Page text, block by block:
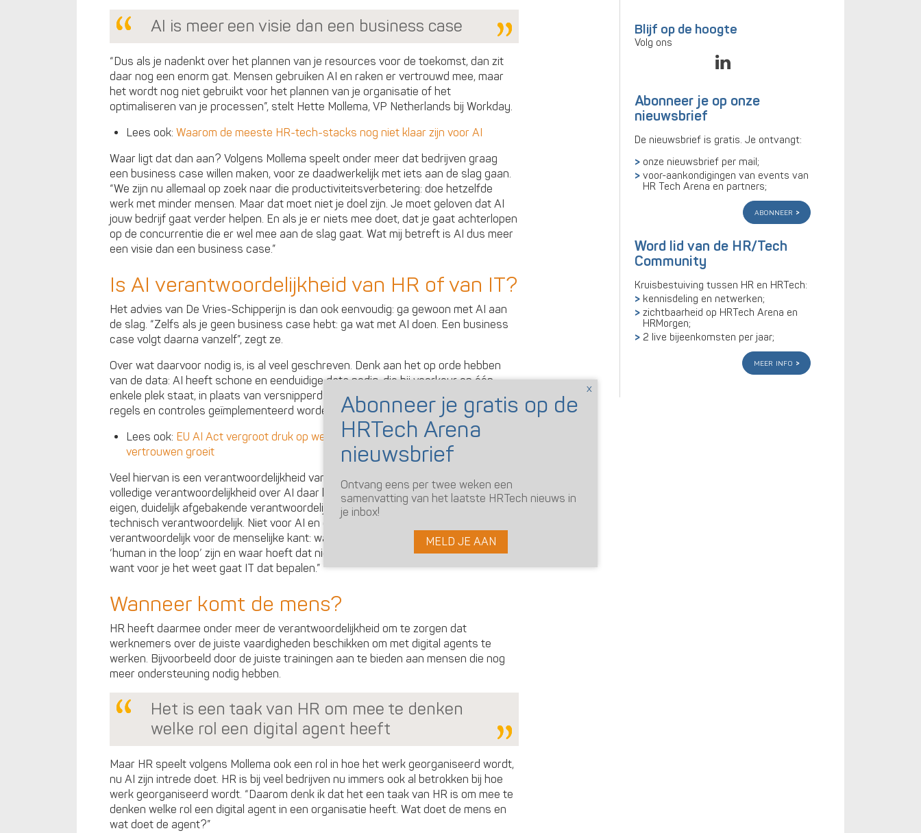
AI is meer een visie dan een business case
“Dus als je nadenkt over het plannen van je resources voor de toekomst, dan zit
daar nog een enorm gat. Mensen gebruiken AI en raken er vertrouwd mee, maar
het wordt nog niet gebruikt voor het plannen van je organisatie of het
optimaliseren van je processen”, stelt Hette Mollema, VP Netherlands bij Workday.
Lees ook: Waarom de meeste HR-tech-stacks nog niet klaar zijn voor AI
Waar ligt dat dan aan? Volgens Mollema speelt onder meer dat bedrijven graag
een business case willen maken, voor ze daadwerkelijk met iets aan de slag gaan.
“We zijn nu allemaal op zoek naar die productiviteitsverbetering: doe hetzelfde
werk met minder mensen. Maar dat moet niet je doel zijn. Je moet geloven dat AI
jouw bedrijf gaat verder helpen. En als je er niets mee doet, dat je gaat achterlopen
op de concurrentie die er wel mee aan de slag gaat. Wat mij betreft is AI dus meer
een visie dan een business case.”
Is AI verantwoordelijkheid van HR of van IT?
Het advies van De Vries-Schipperijn is dan ook eenvoudig: ga gewoon met AI aan
de slag. “Zelfs als je geen business case hebt: ga wat met AI doen. Een business
case volgt daarna vanzelf”, zegt ze.
Over wat daarvoor nodig is, is al veel geschreven. Denk aan het op orde hebben
van de data: AI heeft schone en eenduidige data nodig, die bij voorkeur op één
enkele plek staat, in plaats van versnipperd over diverse systemen. Ook moeten
regels en controles geïmplementeerd worden, om te zorgen dat AI niet ontspoort.
Lees ook: EU AI Act vergroot druk op werkgevers: kloof tussen AI-gebruik en
vertrouwen groeit
Veel hiervan is een verantwoordelijkheid van IT. Maar het risico bestaat dat we de
volledige verantwoordelijkheid over AI daar laten liggen. Dat terwijl HR ook een
eigen, duidelijk afgebakende verantwoordelijkheid heeft, vindt Mollema. “HR is niet
technisch verantwoordelijk. Niet voor AI en ook niet voor data. Maar HR is wel
verantwoordelijk voor de menselijke kant: wat moet iemand kunnen, waar moet de
‘human in the loop’ zijn en waar hoeft dat niet? En HR moet die rol ook claimen,
want voor je het weet gaat IT dat bepalen.”
Wanneer komt de mens?
HR heeft daarmee onder meer de verantwoordelijkheid om te zorgen dat
werknemers over de juiste vaardigheden beschikken om met digital agents te
werken. Bijvoorbeeld door de juiste trainingen aan te bieden aan mensen die nog
meer ondersteuning nodig hebben.
Het is een taak van HR om mee te denken
welke rol een digital agent heeft
Maar HR speelt volgens Mollema ook een rol in hoe het werk georganiseerd wordt,
nu AI zijn intrede doet. HR is bij veel bedrijven nu immers ook al betrokken bij hoe
werk georganiseerd wordt. “Daarom denk ik dat het een taak van HR is om mee te
denken welke rol een digital agent in een organisatie heeft. Wat doet de mens en
wat doet de agent?”
Blijf op de hoogte
Volg ons
Abonneer je op onze
nieuwsbrief
De nieuwsbrief is gratis. Je ontvangt:
onze nieuwsbrief per mail;
voor-aankondigingen van events van
HR Tech Arena en partners;
abonneer
Word lid van de HR/Tech
Community
Kruisbestuiving tussen HR en HRTech:
kennisdeling en netwerken;
zichtbaarheid op HRTech Arena en
HRMorgen;
2 live bijeenkomsten per jaar;
meer info
Ontvang eens per twee weken een
samenvatting van het laatste HRTech nieuws in
je inbox!
MELD JE AAN